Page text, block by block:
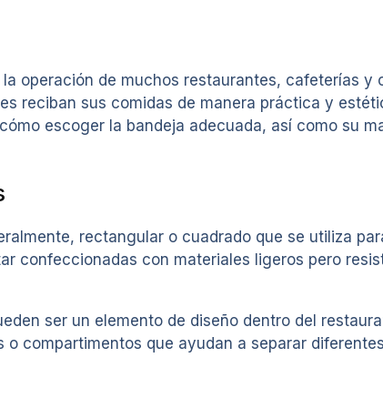
operación de muchos restaurantes, cafeterías y
reciban sus comidas de manera práctica y
escoger la bandeja adecuada, así como su
rectangular o cuadrado que se utiliza
confeccionadas con materiales ligeros pero
ser un elemento de diseño dentro del
compartimentos que ayudan a separar